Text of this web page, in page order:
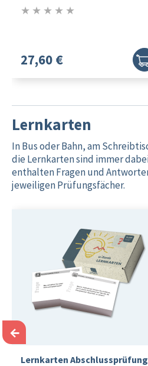
★ ★ ★ ★ ★
27,60 €
Lernkarten
In Bus oder Bahn, am
die Lernkarten sind immer
enthalten Fragen und
jeweiligen Prüfungsfächer.
Lernkarten Abschlussprüfung
←